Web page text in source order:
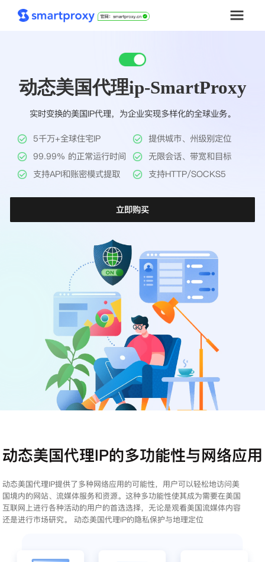
套餐购买
解决方案
工具
帮助中心
动态美国代理ip-SmartProxy
实时变换的美国IP代理，为企业实现多样化的全球业务。
5千万+全球住宅IP
提供城市、州级别定位
99.99% 的正常运行时间
无限会话、带宽和目标
支持API和账密模式提取
支持HTTP/SOCKS5
立即购买
动态美国代理IP的多功能性与网络应用
动态美国代理IP提供了多种网络应用的可能性，用户可以轻松地访问美
国境内的网站、流媒体服务和资源。这种多功能性使其成为需要在美国
互联网上进行各种活动的用户的首选选择，无论是观看美国流媒体内容
还是进行市场研究。 动态美国代理IP的隐私保护与地理定位